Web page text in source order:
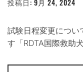
投稿日: 9月 24, 2024
試験日程変更につ
す「RDTA国際救助